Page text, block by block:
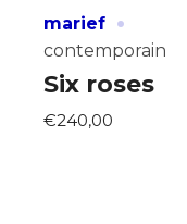
marief ·
contemporain
Six roses
€240,00